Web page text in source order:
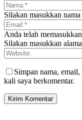
Silakan masukkan
Anda telah
Silakan masukkan
Simpan nama,
kali saya berkomentar.